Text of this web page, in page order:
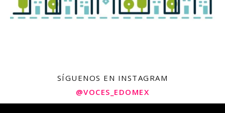
SÍGUENOS EN INSTAGRAM
@VOCES_EDOMEX